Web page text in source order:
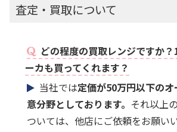
査定・買取について
どの程度の買取レンジですか
ーカも買ってくれます？
当社では定価が50万円以下の
意分野としております。 それ以上
ついては、他店にご依頼をお願い